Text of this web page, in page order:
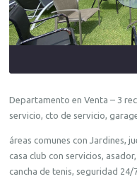
Departamento en Venta – 3
servicio, cto de servicio,
áreas comunes con Jardines,
casa club con servicios,
cancha de tenis, seguridad 24/